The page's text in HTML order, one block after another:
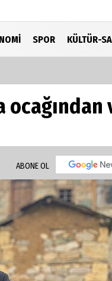
SPOR KÜLTÜR-
Foto Galeri
ocağından
ABONE OL